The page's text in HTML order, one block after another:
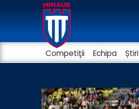
Competiţii Echipa Știri
Handbal masculin